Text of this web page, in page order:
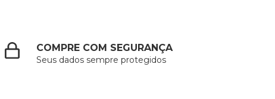
COMPRE COM SEGURANÇA
Seus dados sempre protegidos